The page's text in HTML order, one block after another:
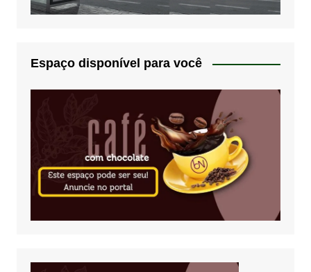
Espaço disponível para você